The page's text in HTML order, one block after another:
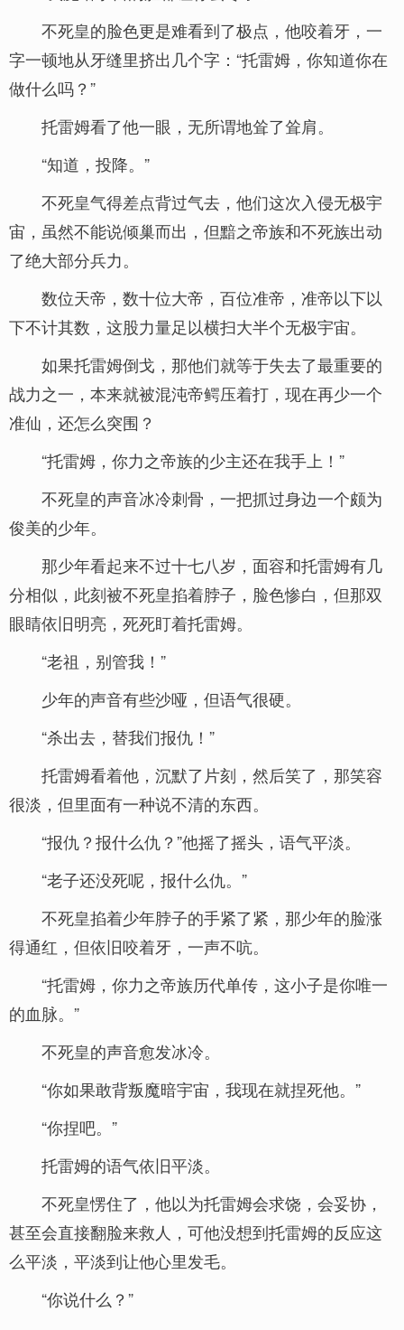
不死皇的脸色更是难看到了极点，他咬着牙，一
字一顿地从牙缝里挤出几个字：“托雷姆，你知道你在
做什么吗？”
托雷姆看了他一眼，无所谓地耸了耸肩。
“知道，投降。”
不死皇气得差点背过气去，他们这次入侵无极宇
宙，虽然不能说倾巢而出，但黯之帝族和不死族出动
了绝大部分兵力。
数位天帝，数十位大帝，百位准帝，准帝以下以
下不计其数，这股力量足以横扫大半个无极宇宙。
如果托雷姆倒戈，那他们就等于失去了最重要的
战力之一，本来就被混沌帝鳄压着打，现在再少一个
准仙，还怎么突围？
“托雷姆，你力之帝族的少主还在我手上！”
不死皇的声音冰冷刺骨，一把抓过身边一个颇为
俊美的少年。
那少年看起来不过十七八岁，面容和托雷姆有几
分相似，此刻被不死皇掐着脖子，脸色惨白，但那双
眼睛依旧明亮，死死盯着托雷姆。
“老祖，别管我！”
少年的声音有些沙哑，但语气很硬。
“杀出去，替我们报仇！”
托雷姆看着他，沉默了片刻，然后笑了，那笑容
很淡，但里面有一种说不清的东西。
“报仇？报什么仇？”他摇了摇头，语气平淡。
“老子还没死呢，报什么仇。”
不死皇掐着少年脖子的手紧了紧，那少年的脸涨
得通红，但依旧咬着牙，一声不吭。
“托雷姆，你力之帝族历代单传，这小子是你唯一
的血脉。”
不死皇的声音愈发冰冷。
“你如果敢背叛魔暗宇宙，我现在就捏死他。”
“你捏吧。”
托雷姆的语气依旧平淡。
不死皇愣住了，他以为托雷姆会求饶，会妥协，
甚至会直接翻脸来救人，可他没想到托雷姆的反应这
么平淡，平淡到让他心里发毛。
“你说什么？”